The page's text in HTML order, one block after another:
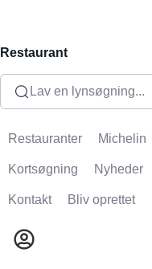
Restaurant
Lav en lynsøgning...
Restauranter Michelin
Kortsøgning Nyheder
Kontakt Bliv oprettet